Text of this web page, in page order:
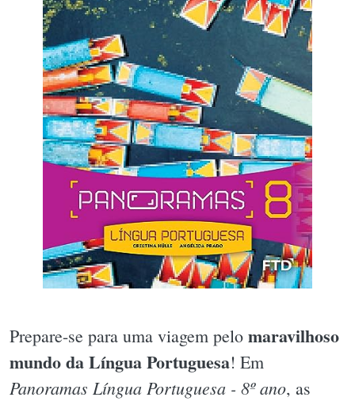
Prepare-se para uma viagem pelo maravilhoso
mundo da Língua Portuguesa! Em
Panoramas Língua Portuguesa - 8º ano, as